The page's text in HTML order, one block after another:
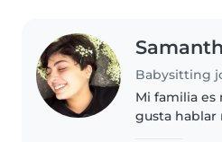
Babysitting
Mi familia es
gusta hablar